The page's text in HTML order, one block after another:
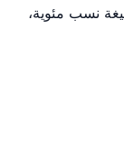
نتائجك بصيغة نسب مئوية،